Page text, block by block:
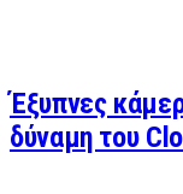
Έξυπνες
δύναμη του